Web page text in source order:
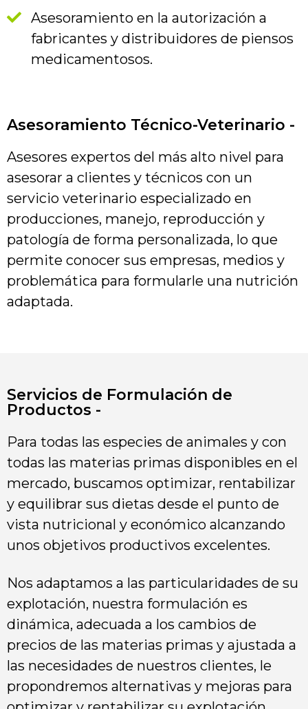
Asesoramiento en la autorización a
fabricantes y distribuidores de piensos
medicamentosos.
Asesoramiento Técnico-Veterinario -
Asesores expertos del más alto nivel para
asesorar a clientes y técnicos con un
servicio veterinario especializado en
producciones, manejo, reproducción y
patología de forma personalizada, lo que
permite conocer sus empresas, medios y
problemática para formularle una nutrición
adaptada.
Servicios de Formulación de
Productos -
Para todas las especies de animales y con
todas las materias primas disponibles en el
mercado, buscamos optimizar, rentabilizar
y equilibrar sus dietas desde el punto de
vista nutricional y económico alcanzando
unos objetivos productivos excelentes.
Nos adaptamos a las particularidades de su
explotación, nuestra formulación es
dinámica, adecuada a los cambios de
precios de las materias primas y ajustada a
las necesidades de nuestros clientes, le
propondremos alternativas y mejoras para